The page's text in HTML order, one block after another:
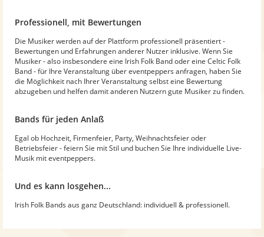
Professionell, mit Bewertungen
Die Musiker werden auf der Plattform professionell präsentiert -
Bewertungen und Erfahrungen anderer Nutzer inklusive. Wenn Sie
Musiker - also insbesondere eine Irish Folk Band oder eine Celtic Folk
Band - für Ihre Veranstaltung über eventpeppers anfragen, haben Sie
die Möglichkeit nach Ihrer Veranstaltung selbst eine Bewertung
abzugeben und helfen damit anderen Nutzern gute Musiker zu finden.
Bands für jeden Anlaß
Egal ob Hochzeit, Firmenfeier, Party, Weihnachtsfeier oder
Betriebsfeier - feiern Sie mit Stil und buchen Sie Ihre individuelle Live-
Musik mit eventpeppers.
Und es kann losgehen...
Irish Folk Bands aus ganz Deutschland: individuell & professionell.